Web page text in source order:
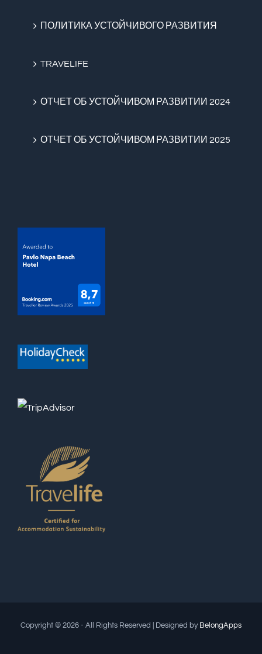
ПОЛИТИКА УСТОЙЧИВОГО РАЗВИТИЯ
TRAVELIFE
ОТЧЕТ ОБ УСТОЙЧИВОМ РАЗВИТИИ 2024
ОТЧЕТ ОБ УСТОЙЧИВОМ РАЗВИТИИ 2025
Copyright © 2026 - All Rights Reserved | Designed by BelongApps